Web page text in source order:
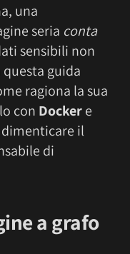
una
seria conta
sensibili non
guida
ragiona la sua
con Dockere
il
di
a grafo